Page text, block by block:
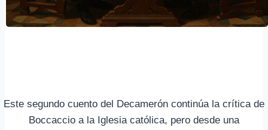
Este segundo cuento del Decamerón continúa la crítica de
Boccaccio a la Iglesia católica, pero desde una